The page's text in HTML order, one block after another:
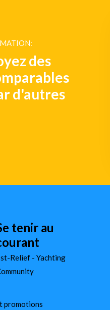
des
d'autres
Système de commande sans
fil pour yachts MYW868BCP
tenir au
Relief - Yachting
promotions